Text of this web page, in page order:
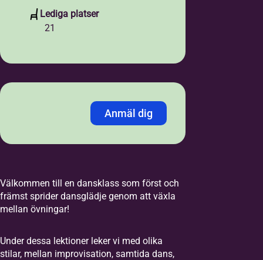
Lediga platser
21
Anmäl dig
Personnummer
Personnummer /
Välkommen till en dansklass som först och
främst sprider dansglädje genom att växla
mellan övningar!
Under dessa lektioner leker vi med olika
stilar, mellan improvisation, samtida dans,